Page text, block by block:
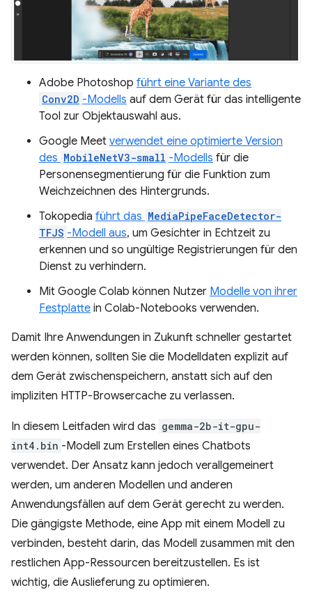
Adobe Photoshop führt eine Variante des
Conv2D -Modells auf dem Gerät für das intelligente
Tool zur Objektauswahl aus.
Google Meet verwendet eine optimierte Version
des MobileNetV3-small -Modells für die
Personensegmentierung für die Funktion zum
Weichzeichnen des Hintergrunds.
Tokopedia führt das MediaPipeFaceDetector-
TFJS -Modell aus, um Gesichter in Echtzeit zu
erkennen und so ungültige Registrierungen für den
Dienst zu verhindern.
Mit Google Colab können Nutzer Modelle von ihrer
Festplatte in Colab-Notebooks verwenden.
Damit Ihre Anwendungen in Zukunft schneller gestartet
werden können, sollten Sie die Modelldaten explizit auf
dem Gerät zwischenspeichern, anstatt sich auf den
impliziten HTTP-Browsercache zu verlassen.
In diesem Leitfaden wird das gemma-2b-it-gpu-
int4.bin -Modell zum Erstellen eines Chatbots
verwendet. Der Ansatz kann jedoch verallgemeinert
werden, um anderen Modellen und anderen
Anwendungsfällen auf dem Gerät gerecht zu werden.
Die gängigste Methode, eine App mit einem Modell zu
verbinden, besteht darin, das Modell zusammen mit den
restlichen App-Ressourcen bereitzustellen. Es ist
wichtig, die Auslieferung zu optimieren.